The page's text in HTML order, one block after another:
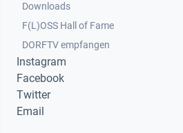
Downloads
F(L)OSS Hall of Fame
Footer 4
DORFTV empfangen
Instagram
Facebook
Twitter
Email